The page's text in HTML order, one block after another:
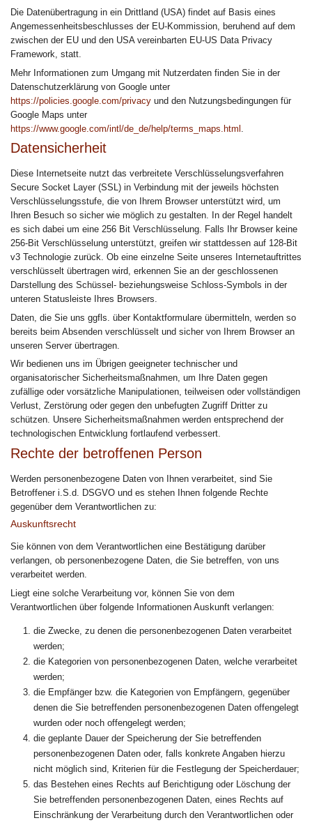
Die Datenübertragung in ein Drittland (USA) findet auf Basis eines
Angemessenheitsbeschlusses der EU-Kommission, beruhend auf dem
zwischen der EU und den USA vereinbarten EU-US Data Privacy
Framework, statt.
Mehr Informationen zum Umgang mit Nutzerdaten finden Sie in der
Datenschutzerklärung von Google unter
https://policies.google.com/privacy und den Nutzungsbedingungen für
Google Maps unter
https://www.google.com/intl/de_de/help/terms_maps.html
Datensicherheit
Diese Internetseite nutzt das verbreitete Verschlüsselungsverfahren
Secure Socket Layer (SSL) in Verbindung mit der jeweils höchsten
Verschlüsselungsstufe, die von Ihrem Browser unterstützt wird, um
Ihren Besuch so sicher wie möglich zu gestalten. In der Regel handelt
es sich dabei um eine 256 Bit Verschlüsselung. Falls Ihr Browser keine
256-Bit Verschlüsselung unterstützt, greifen wir stattdessen auf 128-Bit
v3 Technologie zurück. Ob eine einzelne Seite unseres Internetauftrittes
verschlüsselt übertragen wird, erkennen Sie an der geschlossenen
Darstellung des Schüssel- beziehungsweise Schloss-Symbols in der
unteren Statusleiste Ihres Browsers.
Daten, die Sie uns ggfls. über Kontaktformulare übermitteln, werden so
bereits beim Absenden verschlüsselt und sicher von Ihrem Browser an
unseren Server übertragen.
Wir bedienen uns im Übrigen geeigneter technischer und
organisatorischer Sicherheitsmaßnahmen, um Ihre Daten gegen
zufällige oder vorsätzliche Manipulationen, teilweisen oder vollständigen
Verlust, Zerstörung oder gegen den unbefugten Zugriff Dritter zu
schützen. Unsere Sicherheitsmaßnahmen werden entsprechend der
technologischen Entwicklung fortlaufend verbessert.
Rechte der betroffenen Person
Werden personenbezogene Daten von Ihnen verarbeitet, sind Sie
Betroffener i.S.d. DSGVO und es stehen Ihnen folgende Rechte
gegenüber dem Verantwortlichen zu:
Auskunftsrecht
Sie können von dem Verantwortlichen eine Bestätigung darüber
verlangen, ob personenbezogene Daten, die Sie betreffen, von uns
verarbeitet werden.
Liegt eine solche Verarbeitung vor, können Sie von dem
Verantwortlichen über folgende Informationen Auskunft verlangen:
die Zwecke, zu denen die personenbezogenen Daten verarbeitet
werden;
die Kategorien von personenbezogenen Daten, welche verarbeitet
werden;
die Empfänger bzw. die Kategorien von Empfängern, gegenüber
denen die Sie betreffenden personenbezogenen Daten offengelegt
wurden oder noch offengelegt werden;
die geplante Dauer der Speicherung der Sie betreffenden
personenbezogenen Daten oder, falls konkrete Angaben hierzu
nicht möglich sind, Kriterien für die Festlegung der Speicherdauer;
das Bestehen eines Rechts auf Berichtigung oder Löschung der
Sie betreffenden personenbezogenen Daten, eines Rechts auf
Einschränkung der Verarbeitung durch den Verantwortlichen oder